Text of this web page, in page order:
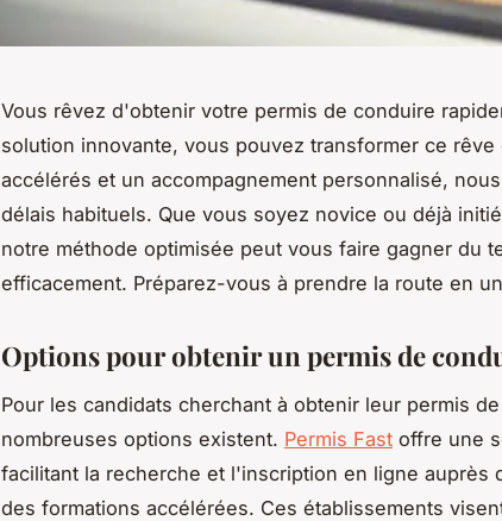
Vous rêvez d'obtenir votre permis de conduire
solution innovante, vous pouvez transformer ce
accélérés et un accompagnement personnalisé,
délais habituels. Que vous soyez novice ou déjà
notre méthode optimisée peut vous faire gagner du
efficacement. Préparez-vous à prendre la route en
Options pour obtenir un permis de
Pour les candidats cherchant à obtenir leur permis
nombreuses options existent. Permis Fast offre une
facilitant la recherche et l'inscription en ligne auprès
des formations accélérées. Ces établissements